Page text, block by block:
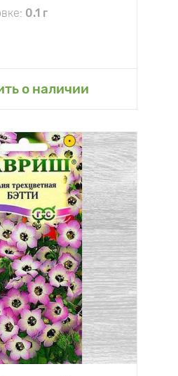
0.1 г
о наличии